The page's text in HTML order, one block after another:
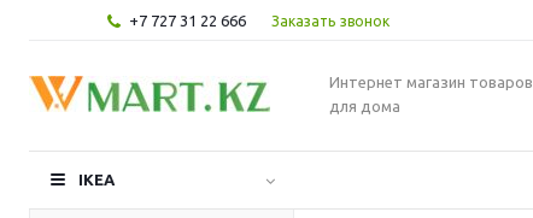
+7 727 31 22 666 Заказать звонок
Интернет магазин товаров
для дома
IKEA